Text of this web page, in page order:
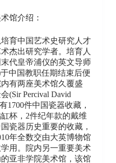
馆介绍：
育中国艺术史研究人才
杰出研究学者。培育人
代皇帝浦仪的英文导师
于中国教职任期结束后便
有两座美术馆久覆盛
(Sir Percival David
1700件中国瓷器收藏，
杯，2件纪年款的戴维
瓷器历史重要的收藏，
年全数交由大英博物馆
用。院内另一重要美术
亚非学院美术馆，该馆